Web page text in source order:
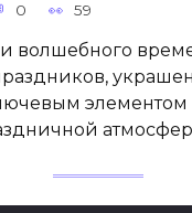
0 59
волшебного
элементом